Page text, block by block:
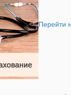
Перейти